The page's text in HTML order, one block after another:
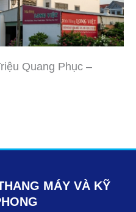
Quang Phục –
MÁY VÀ KỸ